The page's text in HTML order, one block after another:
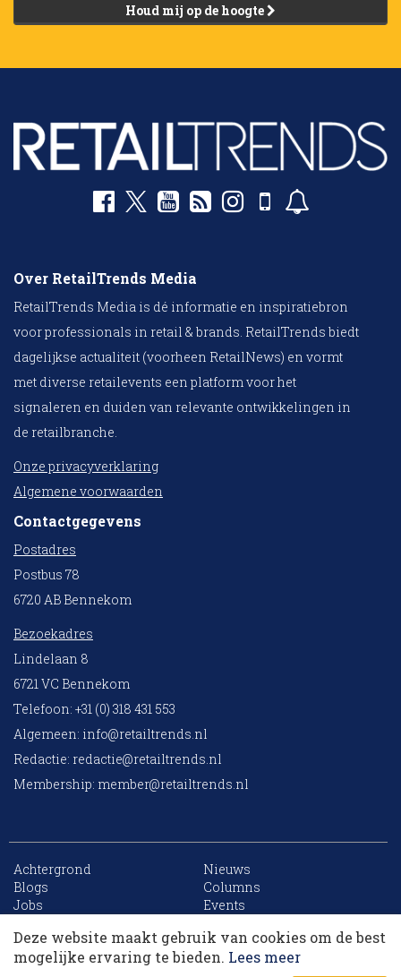
Houd mij op de hoogte
Over RetailTrends Media
RetailTrends Media is dé informatie en inspiratiebron
voor professionals in retail & brands. RetailTrends biedt
dagelijkse actualiteit (voorheen RetailNews) en vormt
met diverse retailevents een platform voor het
signaleren en duiden van relevante ontwikkelingen in
de retailbranche.
Onze privacyverklaring
Algemene voorwaarden
Contactgegevens
Postadres
Postbus 78
6720 AB Bennekom
Bezoekadres
Lindelaan 8
6721 VC Bennekom
Telefoon: +31 (0) 318 431 553
Algemeen: info@retailtrends.nl
Redactie: redactie@retailtrends.nl
Membership: member@retailtrends.nl
Achtergrond
Nieuws
Blogs
Columns
Jobs
Events
Archief
Sitemap
Deze website maakt gebruik van cookies om de best
mogelijke ervaring te bieden. Lees meer
10 collega’s
Korting op events